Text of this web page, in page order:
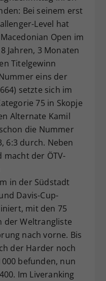
Bei seinem erst
Level hat
Open im
Jahren, 3 Monaten
Titelgewinn
eins der
setzte sich im
75 in Skopje
Alternate Kamil
die Nummer
6:3 durch. Neben
macht der ÖTV-
in der Südstadt
Davis-Cup-
mit den 75
der Weltrangliste
nach vorne. Bis
der Harder noch
befunden, nun
Im Liveranking
Ihre Consent-
anderem eine
ID, für die
Ihrer
Einstellungen, falls der
dies eingestellt